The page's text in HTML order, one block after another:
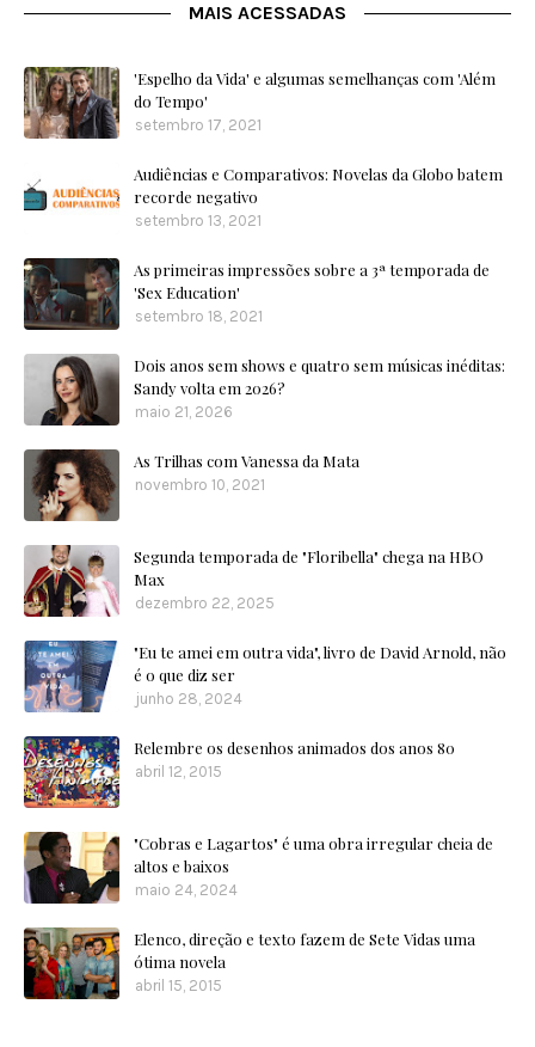
MAIS ACESSADAS
'Espelho da Vida' e algumas semelhanças com 'Além
do Tempo'
setembro 17, 2021
Audiências e Comparativos: Novelas da Globo batem
recorde negativo
setembro 13, 2021
As primeiras impressões sobre a 3ª temporada de
'Sex Education'
setembro 18, 2021
Dois anos sem shows e quatro sem músicas inéditas:
Sandy volta em 2026?
maio 21, 2026
As Trilhas com Vanessa da Mata
novembro 10, 2021
Segunda temporada de "Floribella" chega na HBO
Max
dezembro 22, 2025
"Eu te amei em outra vida", livro de David Arnold, não
é o que diz ser
junho 28, 2024
Relembre os desenhos animados dos anos 80
abril 12, 2015
"Cobras e Lagartos" é uma obra irregular cheia de
altos e baixos
maio 24, 2024
Elenco, direção e texto fazem de Sete Vidas uma
ótima novela
abril 15, 2015